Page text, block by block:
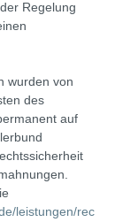
Regelung
wurden von
des
auf
leistungen/rec